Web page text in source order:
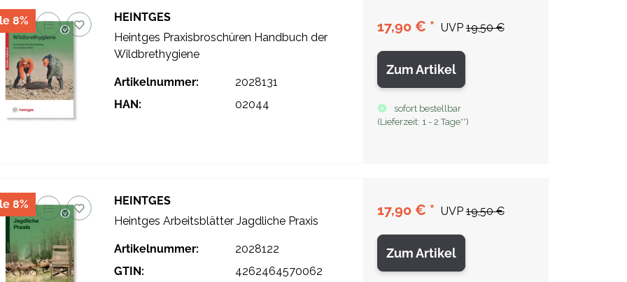
8%
HEINTGES
Heintges Praxisbroschüren Handbuch der
Wildbrethygiene
Artikelnummer:
2028131
HAN:
02044
17,90 € * UVP 19,50 €
Zum Artikel
sofort bestellbar
(Lieferzeit: 1 - 2 Tage**)
8%
HEINTGES
Heintges Arbeitsblätter Jagdliche Praxis
Artikelnummer:
2028122
GTIN:
4262464570062
17,90 € * UVP 19,50 €
Zum Artikel